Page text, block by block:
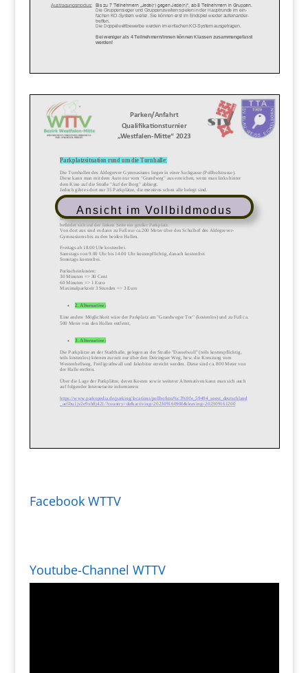
Ansicht im Vollbildmodus
Facebook WTTV
Youtube-Channel WTTV